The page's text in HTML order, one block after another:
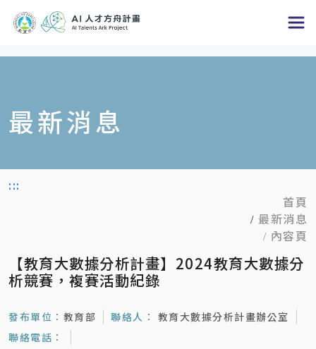
跳
容
區
最新消息
:::
首頁
最新消息
內容頁
【教育大數據分析計畫】2024教育大數據分
析競賽，複賽活動紀錄
發布單位： 教育部 聯絡人： 教育大數據分析計畫辦公室
聯絡電話：